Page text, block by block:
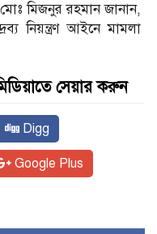
মিজনুর রহমান জানান,
নিয়ন্ত্রণ আইনে মামলা
সেয়ার করুন
Digg
Google Plus